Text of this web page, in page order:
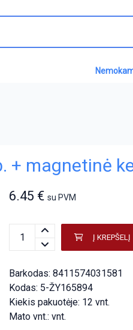
+ magnetinė
6.45 € su PVM
Į KREPŠELĮ
Barkodas: 8411574031581
Kodas: 5-ŽY165894
Kiekis pakuotėje: 12 vnt.
Mato vnt.: vnt.